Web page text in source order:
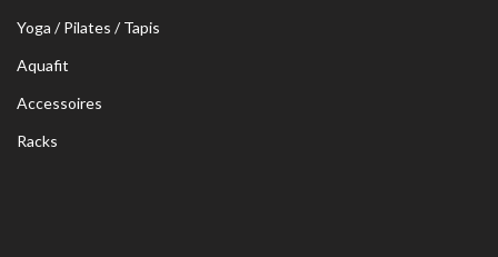
Yoga / Pilates / Tapis
Aquafit
Accessoires
Racks